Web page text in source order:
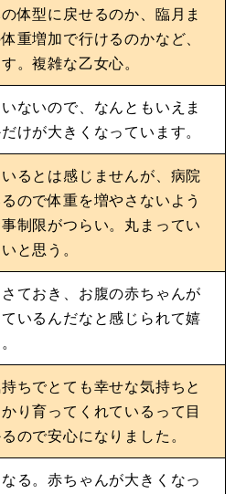
体型に戻せるのか、臨月ま
重増加で行けるのかなど、
。複雑な乙女心。
ないので、なんともいえま
けが大きくなっています。
るとは感じませんが、病院
ので体重を増やさないよう
制限がつらい。丸まってい
と思う。
ておき、お腹の赤ちゃんが
いるんだなと感じられて嬉
ちでとても幸せな気持ちと
り育ってくれているって目
ので安心になりました。
る。赤ちゃんが大きくなっ